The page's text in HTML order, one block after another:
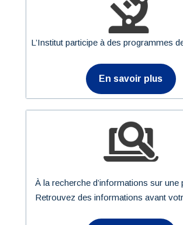
L’Institut participe à des programmes
En savoir plus
À la recherche d’informations sur une
Retrouvez des informations avant